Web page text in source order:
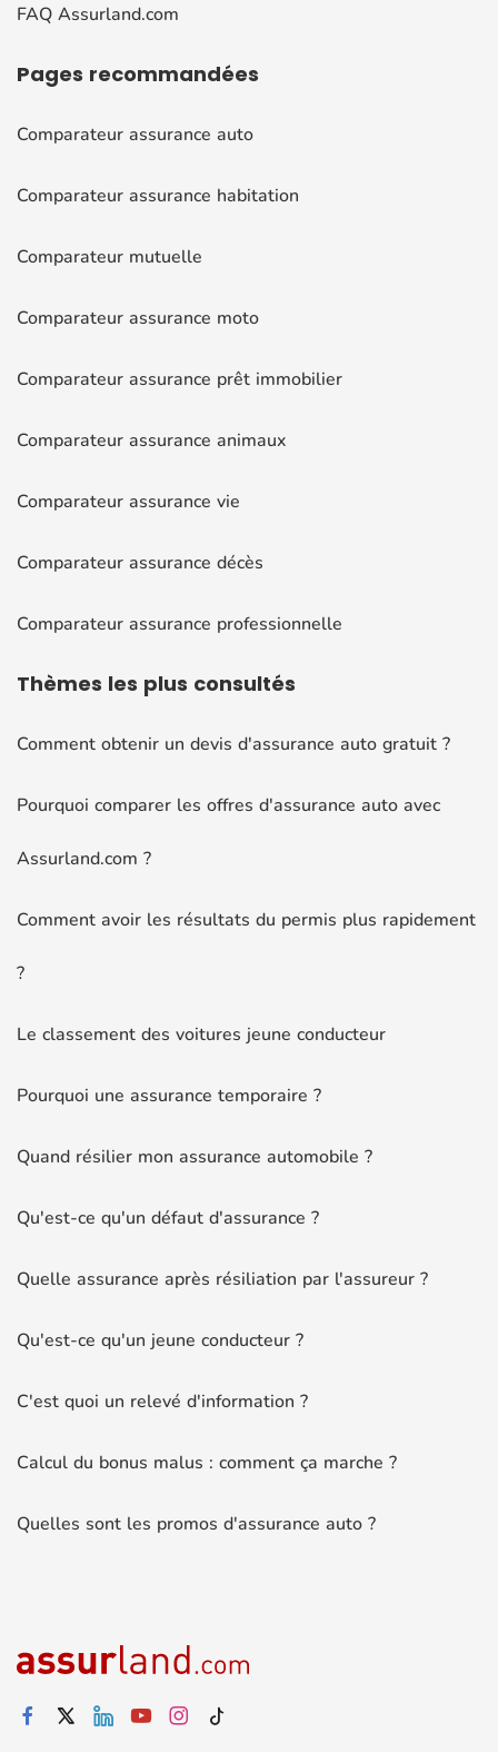
FAQ Assurland.com
Pages recommandées
Comparateur assurance auto
Comparateur assurance habitation
Comparateur mutuelle
Comparateur assurance moto
Comparateur assurance prêt immobilier
Comparateur assurance animaux
Comparateur assurance vie
Comparateur assurance décès
Comparateur assurance professionnelle
Thèmes les plus consultés
Comment obtenir un devis d'assurance auto gratuit ?
Pourquoi comparer les offres d'assurance auto avec
Assurland.com ?
Comment avoir les résultats du permis plus rapidement
?
Le classement des voitures jeune conducteur
Pourquoi une assurance temporaire ?
Quand résilier mon assurance automobile ?
Qu'est-ce qu'un défaut d'assurance ?
Quelle assurance après résiliation par l'assureur ?
Qu'est-ce qu'un jeune conducteur ?
C'est quoi un relevé d'information ?
Calcul du bonus malus : comment ça marche ?
Quelles sont les promos d'assurance auto ?